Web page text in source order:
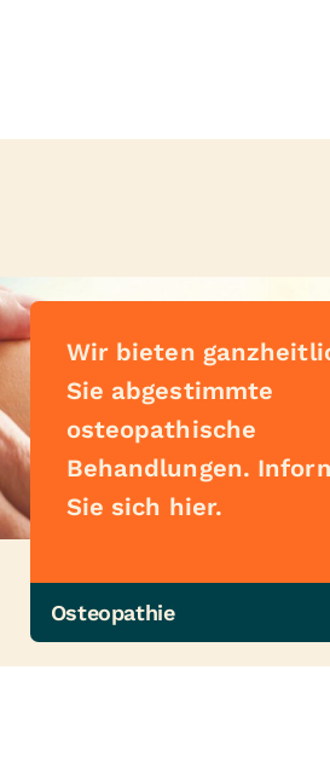
Wir bieten
Sie abgestimmte
osteopathische
Behandlungen.
Sie sich hier.
Osteopathie